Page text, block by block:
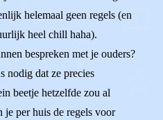
helemaal geen regels (en
heel chill haha).
bespreken met je ouders?
nodig dat ze precies
beetje hetzelfde zou al
per huis de regels voor